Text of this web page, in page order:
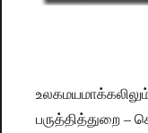
பருத்தித்துறை –